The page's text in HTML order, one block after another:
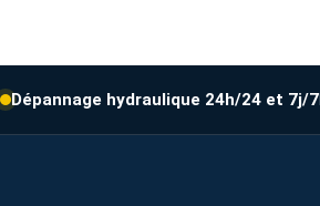
Dépannage hydraulique 24h/24 et 7j/7